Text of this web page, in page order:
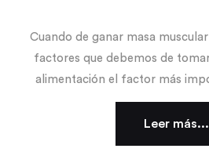
Cuando de ganar masa
factores que debemos de
alimentación el factor más
Leer más...